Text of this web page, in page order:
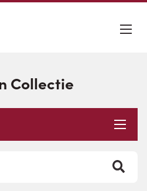
Collectie